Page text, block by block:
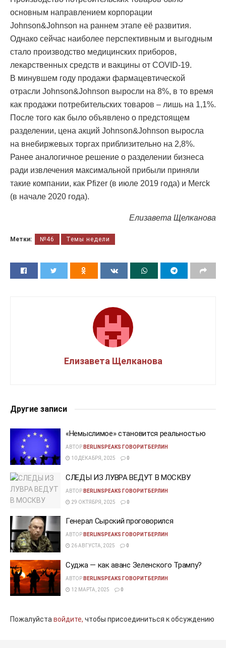
основным направлением корпорации
Johnson&Johnson на раннем этапе её развития.
Однако сейчас наиболее перспективным и выгодным
стало производство медицинских приборов,
лекарственных средств и вакцины от COVID-19.
В минувшем году продажи фармацевтической
отрасли Johnson&Johnson выросли на 8%, в то время
как продажи потребительских товаров – лишь на 1,1%.
После того как было объявлено о предстоящем
разделении, цена акций Johnson&Johnson выросла
на внебиржевых торгах приблизительно на 2,8%.
Ранее аналогичное решение о разделении бизнеса
ради извлечения максимальной прибыли приняли
такие компании, как Pfizer (в июле 2019 года) и Merck
(в начале 2020 года).
Елизавета Щелканова
Метки: №46 Темы недели
Елизавета Щелканова
Другие записи
«Немыслимое» становится реальностью
АВТОР BERLINSPEAKS ГОВОРИТБЕРЛИН
10 ДЕКАБРЯ, 2025
0
СЛЕДЫ ИЗ ЛУВРА ВЕДУТ В МОСКВУ
АВТОР BERLINSPEAKS ГОВОРИТБЕРЛИН
29 ОКТЯБРЯ, 2025
0
Генерал Сырский проговорился
АВТОР BERLINSPEAKS ГОВОРИТБЕРЛИН
26 АВГУСТА, 2025
0
Суджа — как аванс Зеленского Трампу?
АВТОР BERLINSPEAKS ГОВОРИТБЕРЛИН
12 МАРТА, 2025
0
Пожалуйставойдите, чтобы присоединиться к обсуждению